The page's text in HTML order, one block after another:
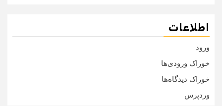
اطلاعات
ورود
خوراک ورودی‌ها
خوراک دیدگاه‌ها
وردپرس